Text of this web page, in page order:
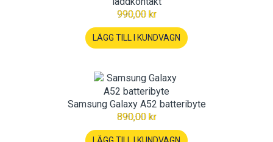
990,00 kr
LÄGG TILL I KUNDVAGN
Samsung Galaxy A52 batteribyte
890,00 kr